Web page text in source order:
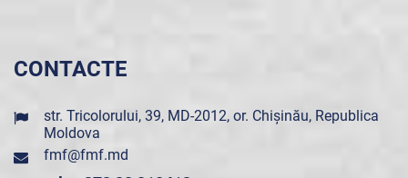
CONTACTE
str. Tricolorului, 39, MD-2012, or. Chișinău, Republica
Moldova
fmf@fmf.md